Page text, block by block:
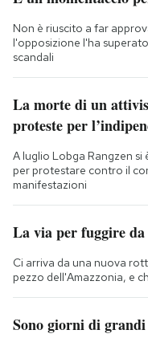
Non è riuscito a far
l'opposizione l'ha
scandali
La morte di un
proteste per
A luglio Lobga Rangzen
per protestare contro il
manifestazioni
La via per fuggire
Ci arriva da una nuova
pezzo dell'Amazzonia, e
Sono giorni di